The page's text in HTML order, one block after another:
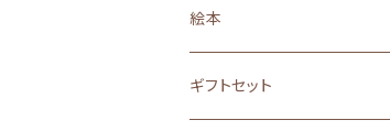
ロングセラー
ロングセラー
made in JAPAN
ベビー小物
オーガニック
size90
ロングセラー
made in JAPAN
３年着られるこども服
ロングセラー
size130(6～7歳くらいサイズ)
親子おそろい
黒うさ・白うさシリーズ
黒ねこ・白ねこシリーズ
絵本
ギフトセット